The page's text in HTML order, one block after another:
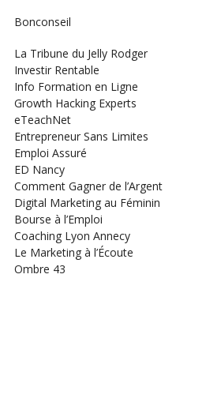
Bonconseil
La Tribune du Jelly Rodger
Investir Rentable
Info Formation en Ligne
Growth Hacking Experts
eTeachNet
Entrepreneur Sans Limites
Emploi Assuré
ED Nancy
Comment Gagner de l’Argent
Digital Marketing au Féminin
Bourse à l’Emploi
Coaching Lyon Annecy
Le Marketing à l’Écoute
Ombre 43